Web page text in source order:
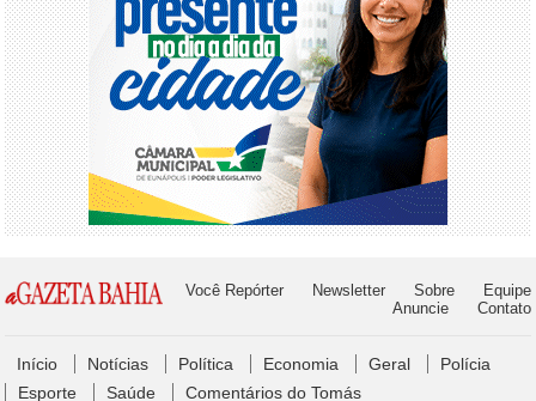
Você Repórter Newsletter Sobre
Equipe
Anuncie
Contato
Início Notícias Política Economia Geral
Polícia
Esporte
Saúde Comentários do Tomás